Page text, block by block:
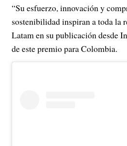
“Su esfuerzo, innovación y
sostenibilidad inspiran a toda la
Latam en su publicación desde
de este premio para Colombia.